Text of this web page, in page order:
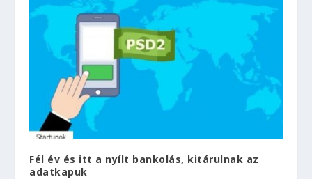
Fél év és itt a nyílt bankolás, kitárulnak az
adatkapuk